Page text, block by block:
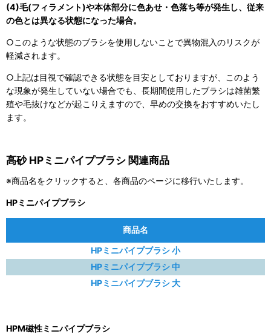
(4)毛(フィラメント)や本体部分に色あせ・色落ち等が発生し、従来
の色とは異なる状態になった場合。
○このような状態のブラシを使用しないことで異物混入のリスクが
軽減されます。
○上記は目視で確認できる状態を目安としておりますが、このよう
な現象が発生していない場合でも、長期間使用したブラシは雑菌繁
殖や毛抜けなどが起こりえますので、早めの交換をおすすめいたし
ます。
高砂 HPミニパイプブラシ 関連商品
※商品名をクリックすると、各商品のページに移行いたします。
HPミニパイプブラシ
商品名
HPミニパイプブラシ 小
HPミニパイプブラシ 中
HPミニパイプブラシ 大
HPM磁性ミニパイプブラシ